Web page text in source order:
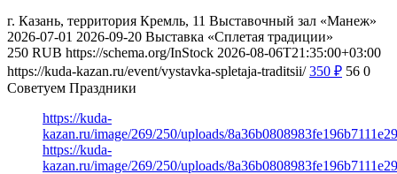
г. Казань, территория Кремль, 11 Выставочный зал «Манеж»
2026-07-01 2026-09-20 Выставка «Сплетая традиции»
250 RUB https://schema.org/InStock 2026-08-06T21:35:00+03:00
https://kuda-kazan.ru/event/vystavka-spletaja-traditsii/ 350 ₽ 56 0
Советуем Праздники
https://kuda-
kazan.ru/image/269/250/uploads/
https://kuda-
kazan.ru/image/269/250/uploads/